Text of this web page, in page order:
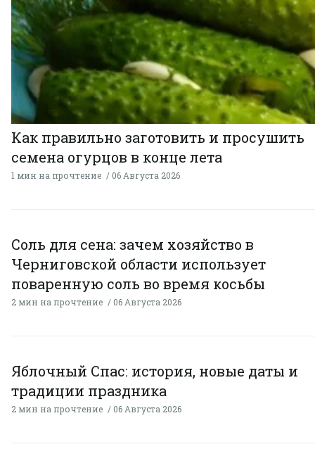
Как правильно заготовить и просушить
семена огурцов в конце лета
1 мин на прочтение 06 Августа 2026
Соль для сена: зачем хозяйство в
Черниговской области использует
поваренную соль во время косьбы
2 мин на прочтение 06 Августа 2026
Яблочный Спас: история, новые даты и
традиции праздника
2 мин на прочтение 06 Августа 2026